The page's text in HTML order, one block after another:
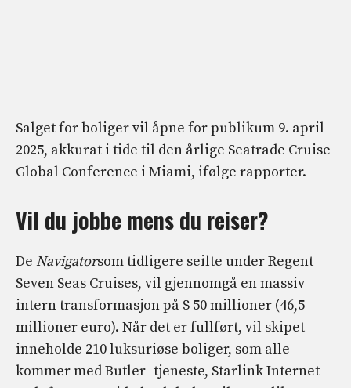
Salget for boliger vil åpne for publikum 9. april
2025, akkurat i tide til den årlige Seatrade Cruise
Global Conference i Miami, ifølge rapporter.
Vil du jobbe mens du reiser?
De Navigatorsom tidligere seilte under Regent
Seven Seas Cruises, vil gjennomgå en massiv
intern transformasjon på $ 50 millioner (46,5
millioner euro). Når det er fullført, vil skipet
inneholde 210 luksuriøse boliger, som alle
kommer med Butler -tjeneste, Starlink Internet